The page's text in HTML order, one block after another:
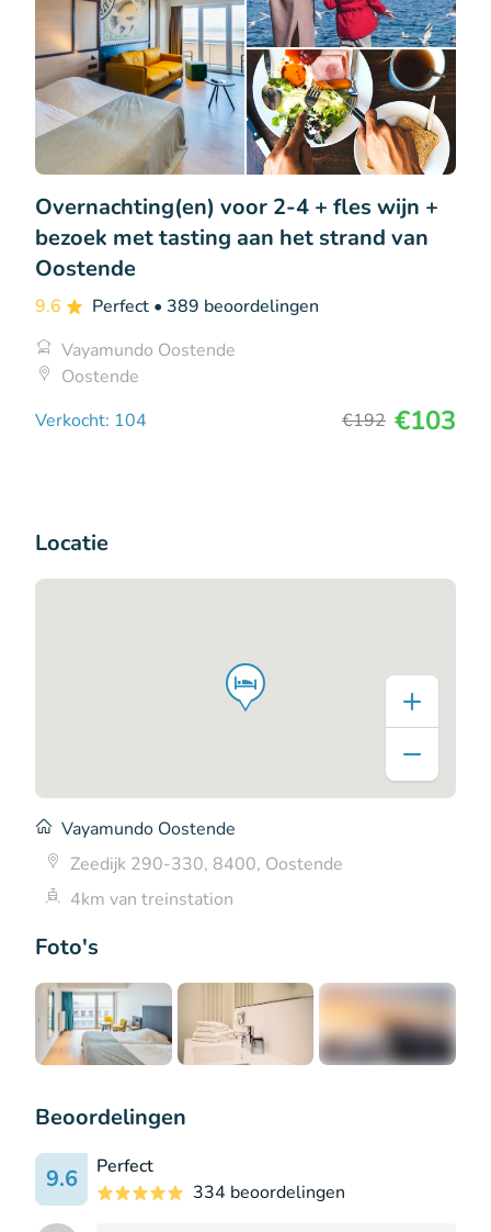
Overnachting(en) voor 2-4 + fles wijn +
bezoek met tasting aan het strand van
Oostende
9.6 Perfect • 389 beoordelingen
Vayamundo Oostende
Oostende
Verkocht: 104
€192 €103
Foto's
Beoordelingen
9.6
Perfect
334 beoordelingen
Locatie
Vayamundo Oostende
Zeedijk 290-330, 8400, Oostende
4km van treinstation